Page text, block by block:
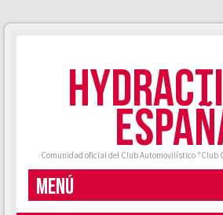
Comunidad oficial del Club Automovilístico "Club
MENÚ